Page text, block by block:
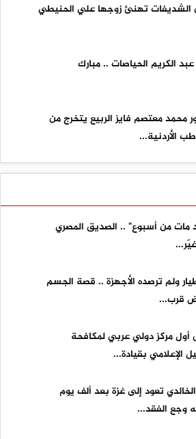
الشديفات تهنئ زوجها علي الحنيطي
الكريم الحياصات .. مبارك
محمد معتصم فايز الربيع يتخرج من
الأردنية...
مات من أسبوع" .. الصديق المصري
ولم ترصده الأجهزة .. قصة الجسم
قرب...
أول مركز دولي عربي لمكافحة
الإعلامي بقيادة...
تعود إلى غزة بعد ألف يوم
وجع الفقد...